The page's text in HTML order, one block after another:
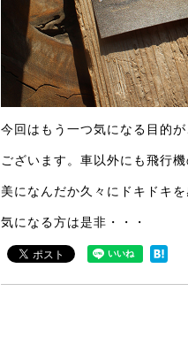
今回はもう一つ気になる目的
ございます。車以外にも飛行
美になんだか久々にドキドキ
気になる方は是非